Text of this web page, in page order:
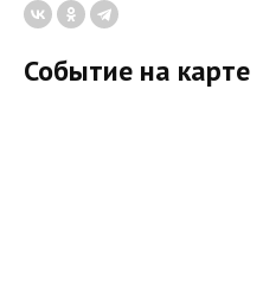
Событие на карте